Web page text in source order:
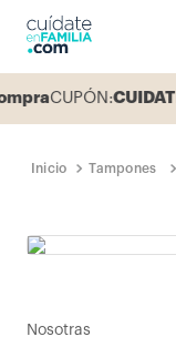
CUPÓN:CUIDATE
Tampones
Nosotras